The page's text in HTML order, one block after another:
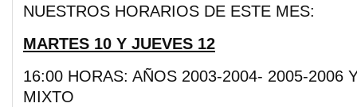
NUESTROS HORARIOS DE ESTE MES:
MARTES 10 Y JUEVES 12
16:00 HORAS: AÑOS 2003-2004- 2005-2006
MIXTO